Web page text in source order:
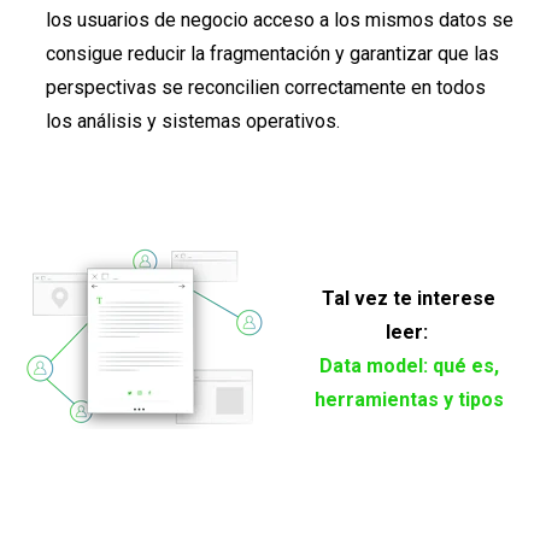
los usuarios de negocio acceso a los mismos datos se
consigue reducir la fragmentación y garantizar que las
perspectivas se reconcilien correctamente en todos
los análisis y sistemas operativos.
Tal vez te interese
leer:
Data model: qué es,
herramientas y tipos